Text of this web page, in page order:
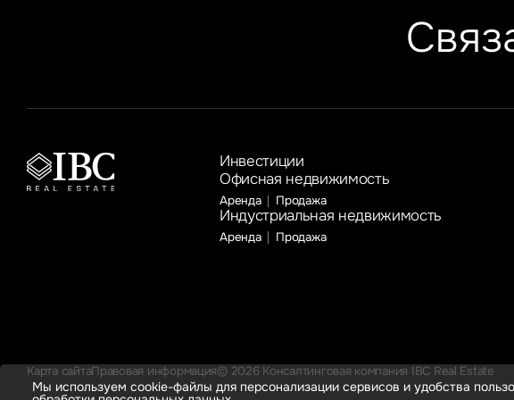
Инвестиции
Офисная недвижимость
Аренда Продажа
Индустриальная недвижимость
Аренда Продажа
Карта сайтаПравовая информация© 2026 Консалтинговая компания IBC Real Estate
Мы используем cookie-файлы для персонализации сервисов и удобства